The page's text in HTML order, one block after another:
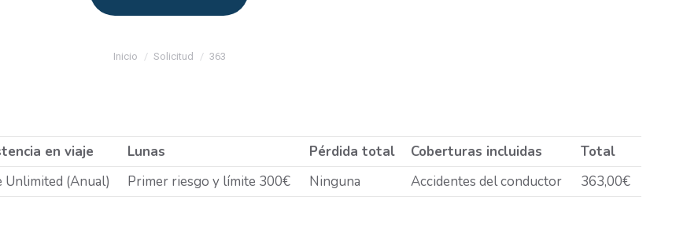
Estás aquí:
Inicio Solicitud 363
en viaje Lunas Pérdida total Coberturas incluidas
Total
Unlimited (Anual) Primer riesgo y límite 300€ Ninguna Accidentes del conductor 363,00€